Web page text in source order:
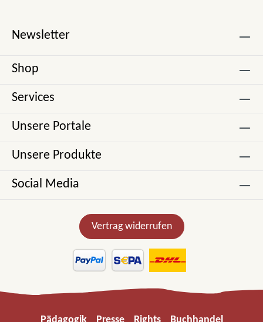
Newsletter
Shop
Services
Unsere Portale
Unsere Produkte
Social Media
Vertrag widerrufen